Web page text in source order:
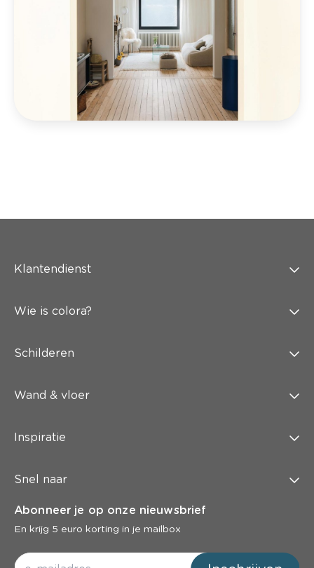
Klantendienst
Wie is colora?
Schilderen
Wand & vloer
Inspiratie
Snel naar
Abonneer je op onze nieuwsbrief
En krijg 5 euro korting in je mailbox